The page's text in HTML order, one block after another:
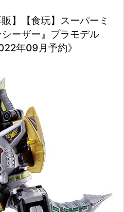
販】【食玩】スーパーミ
ーザー』プラモデル
年09月予約》